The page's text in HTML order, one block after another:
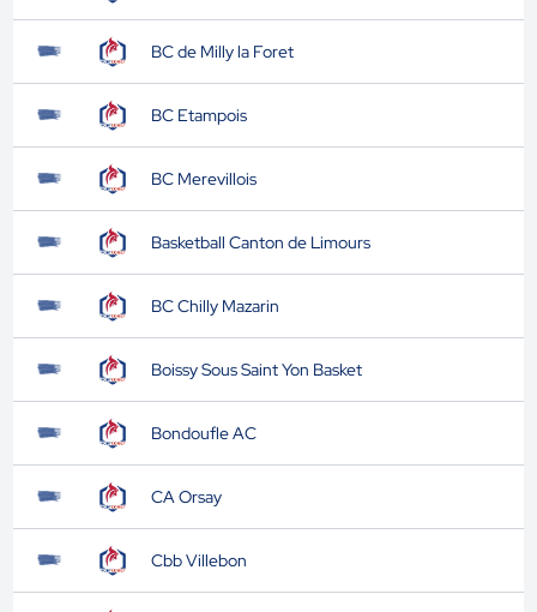
BC de Milly la Foret
BC Etampois
BC Merevillois
Basketball Canton de Limours
BC Chilly Mazarin
Boissy Sous Saint Yon Basket
Bondoufle AC
CA Orsay
Cbb Villebon